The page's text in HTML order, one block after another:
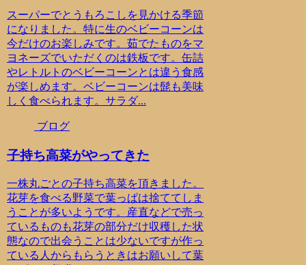
スーパーでとうもろこしを見かける季節
になりました。特に生のベビーコーンは
今だけのお楽しみです。茹でたものをマ
ヨネーズでいただくのは鉄板です。缶詰
やレトルトのベビーコーンとは違う食感
が楽しめます。ベビーコーンは髭も美味
しく食べられます。サラダ...
ブログ
子持ち高菜がやってきた
一株丸ごとの子持ち高菜を頂きました。
花芽を食べる野菜で葉っぱは捨ててしま
うことが多いようです。産直などで売っ
ているものも花芽の部分だけ収穫した状
態なので出会うことは少ないですが作っ
ている人からもらうときはお願いして葉